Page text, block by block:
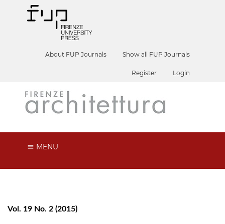
About FUP Journals Show all FUP Journals
Register Login
MENU
Vol. 19 No. 2 (2015)